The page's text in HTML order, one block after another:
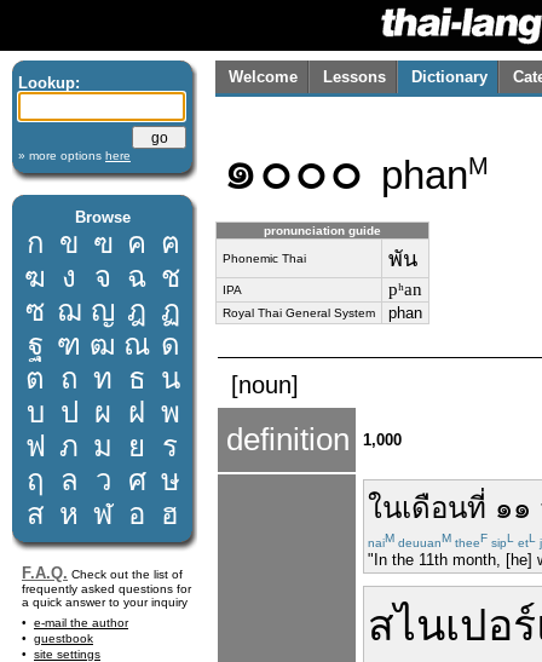
Lookup:
» more options here
Browse
ก ข ฃ ค ฅ
ฆ ง จ ฉ ช
ซ ฌ ญ ฎ ฏ
ฐ ฑ ฒ ณ ด
ต ถ ท ธ น
บ ป ผ ฝ พ
ฟ ภ ม ย
ร
ฤ
ล ว ศ ษ
ส ห ฬ อ ฮ
F.A.Q. Check out the list of
frequently asked questions for
a quick answer to your inquiry
e-mail the author
guestbook
site settings
Welcome Lessons Dictionary
๑๐๐๐ phanM
pronunciation guide
Phonemic Thai พัน
IPA pʰan
Royal Thai General System phan
[noun]
definition 1,000
ในเดือนที่ ๑๑
naiM deuuanM theeF sipL etL
"In the 11th month, [he]
สไนเปอร์